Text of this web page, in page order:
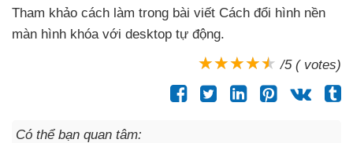
Tham khảo cách làm trong bài viết Cách đổi hình nền
màn hình khóa với desktop tự động.
/5 ( votes)
Có thể bạn quan tâm: